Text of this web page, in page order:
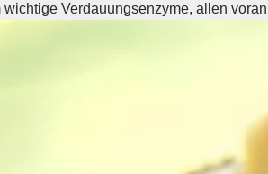
Verdauungs­enzyme, allen